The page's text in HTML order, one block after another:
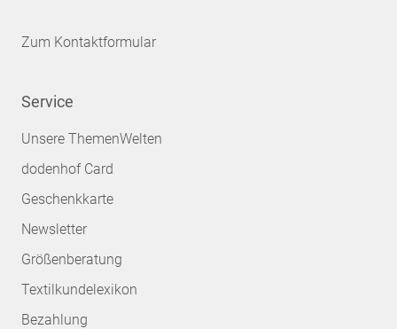
Zum Kontaktformular
Service
Unsere ThemenWelten
dodenhof Card
Geschenkkarte
Newsletter
Größenberatung
Textilkundelexikon
Bezahlung